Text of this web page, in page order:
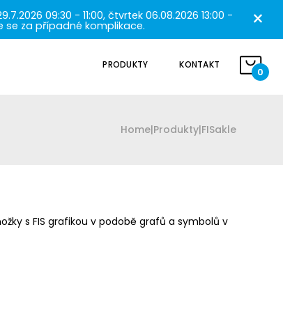
09:30 - 11:00, čtvrtek 06.08.2026 13:00 -
se za případné komplikace. ×
PRODUKTY KONTAKT
0
Home|Produkty|FISakle
s FIS grafikou v podobě grafů a symbolů v